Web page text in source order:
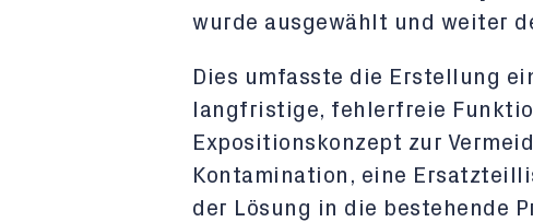
wurde ausgewählt und weiter
Dies umfasste die Erstellung
langfristige, fehlerfreie
Expositionskonzept zur
Kontamination, eine
der Lösung in die bestehende